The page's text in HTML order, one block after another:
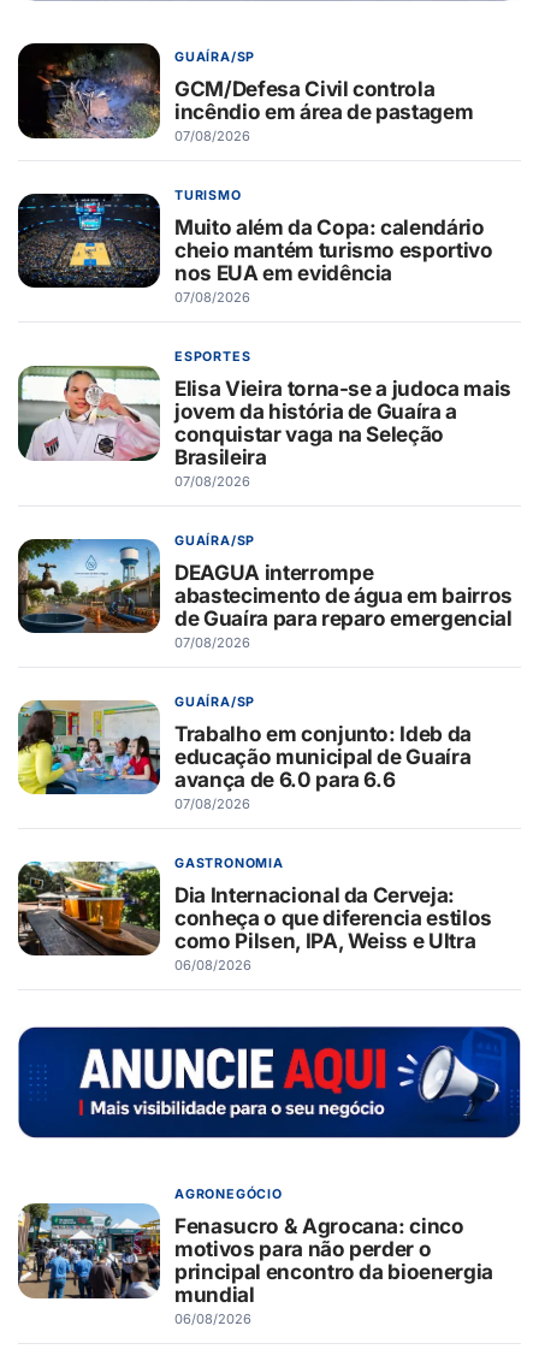
GUAÍRA/SP
GCM/Defesa Civil controla
incêndio em área de pastagem
07/08/2026
TURISMO
Muito além da Copa: calendário
cheio mantém turismo esportivo
nos EUA em evidência
07/08/2026
ESPORTES
Elisa Vieira torna-se a judoca mais
jovem da história de Guaíra a
conquistar vaga na Seleção
Brasileira
07/08/2026
GUAÍRA/SP
DEAGUA interrompe
abastecimento de água em bairros
de Guaíra para reparo emergencial
07/08/2026
GUAÍRA/SP
Trabalho em conjunto: Ideb da
educação municipal de Guaíra
avança de 6.0 para 6.6
07/08/2026
GASTRONOMIA
Dia Internacional da Cerveja:
conheça o que diferencia estilos
como Pilsen, IPA, Weiss e Ultra
06/08/2026
AGRONEGÓCIO
Fenasucro & Agrocana: cinco
motivos para não perder o
principal encontro da bioenergia
mundial
06/08/2026